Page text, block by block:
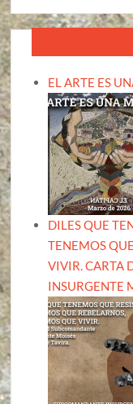
EL ARTE ES
DILES QUE
TENEMOS
VIVIR. CARTA
INSURGENTE